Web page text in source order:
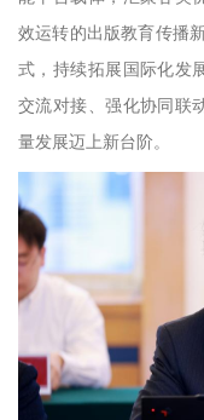
效运转的出版教育传播
式，持续拓展国际化发
交流对接、强化协同联
量发展迈上新台阶。